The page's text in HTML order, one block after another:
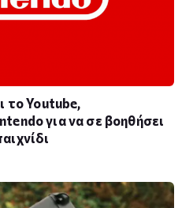
το Youtube,
για να σε βοηθήσει